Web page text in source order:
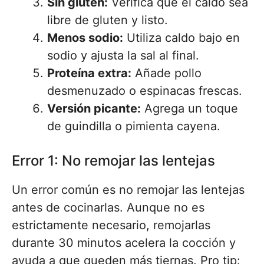
libre de gluten y listo.
Menos sodio: Utiliza caldo bajo en
sodio y ajusta la sal al final.
Proteína extra: Añade pollo
desmenuzado o espinacas frescas.
Versión picante: Agrega un toque
de guindilla o pimienta cayena.
Error 1: No remojar las lentejas
Un error común es no remojar las lentejas
antes de cocinarlas. Aunque no es
estrictamente necesario, remojarlas
durante 30 minutos acelera la cocción y
ayuda a que queden más tiernas. Pro tip: